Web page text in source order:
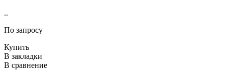
..
По запросу
Купить
В закладки
В сравнение